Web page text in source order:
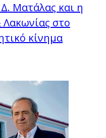
Ματάλας και η
στο
κίνημα